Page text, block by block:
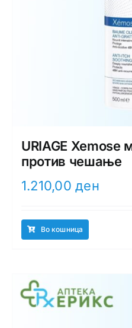
URIAGE Xemose
против чешање
1.210,00ден
Во кошница